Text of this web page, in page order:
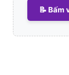
📝 Bấm